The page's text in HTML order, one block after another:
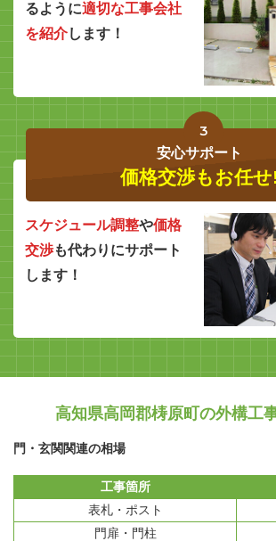
るように適切な工事会社
を紹介します！
3
安心サポート
価格交渉もお任せ!
スケジュール調整や価格
交渉も代わりにサポート
します！
高知県高岡郡梼原町の外構工
門・玄関関連の相場
工事箇所
表札・ポスト
門扉・門柱